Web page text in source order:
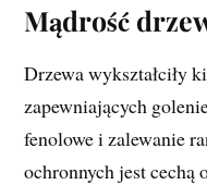
Mądrość
Drzewa wykształciły
zapewniających
fenolowe i zalewanie
ochronnych jest cechą